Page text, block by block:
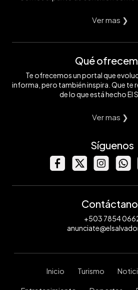
Ver mas ❯
Qué
Te ofrecemos un portal que
informa, pero también inspira. Que te
de lo que está hecho El
Ver mas ❯
Síguenos
+503 7854
Inicio Turismo